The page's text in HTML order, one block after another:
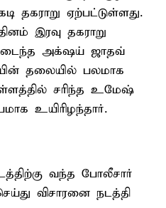
தகராறு ஏற்பட்டுள்ளது.
இரவு தகராறு
அக்‌ஷய் ஜாதவ்
தலையில் பலமாக
சரிந்த உமேஷ்
உயிரிழந்தார்.
வந்த போலீசார்
விசாரனை நடத்தி